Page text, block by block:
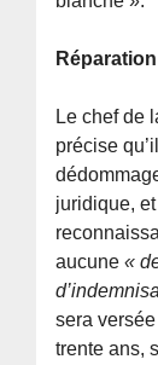
Le chef de
précise
juridique,
aucune«
sera
trente ans,